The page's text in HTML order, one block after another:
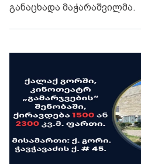
განაცხადა მაჭარაშვილმა.